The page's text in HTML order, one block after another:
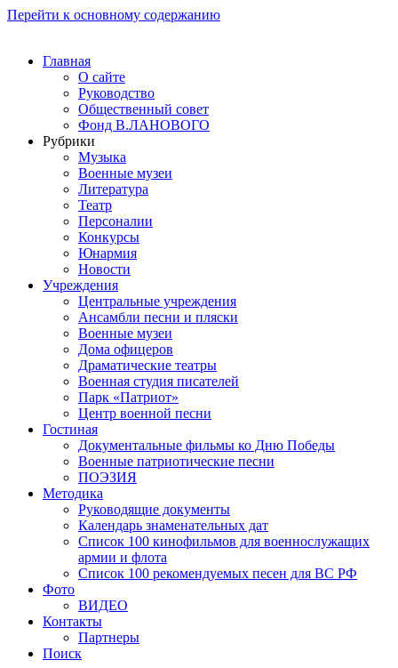
Перейти к основному содержанию
Главная
О сайте
Руководство
Общественный совет
Фонд В.ЛАНОВОГО
Рубрики
Музыка
Военные музеи
Литература
Театр
Персоналии
Конкурсы
Юнармия
Новости
Учреждения
Центральные учреждения
Ансамбли песни и пляски
Военные музеи
Дома офицеров
Драматические театры
Военная студия писателей
Парк «Патриот»
Центр военной песни
Гостиная
Документальные фильмы ко Дню Победы
Военные патриотические песни
ПОЭЗИЯ
Методика
Руководящие документы
Календарь знаменательных дат
Список 100 кинофильмов для военнослужащих
армии и флота
Список 100 рекомендуемых песен для ВС РФ
Фото
ВИДЕО
Контакты
Партнеры
Поиск